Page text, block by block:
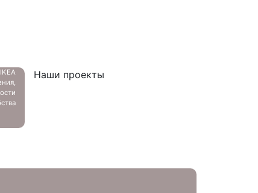
IKEA
Наши проекты